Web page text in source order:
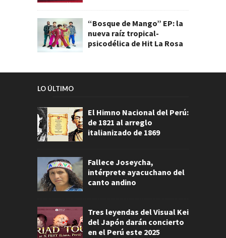
“Bosque de Mango” EP: la
nueva raíz tropical-
psicodélica de Hit La Rosa
LO ÚLTIMO
El Himno Nacional del Perú:
de 1821 al arreglo
italianizado de 1869
Fallece Joseycha,
intérprete ayacuchano del
canto andino
Tres leyendas del Visual Kei
del Japón darán concierto
en el Perú este 2025